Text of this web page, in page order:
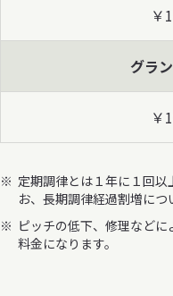
￥
グラ
￥
定期調律とは１年に１回
お、長期調律経過割増につ
ピッチの低下、修理など
料金になります。